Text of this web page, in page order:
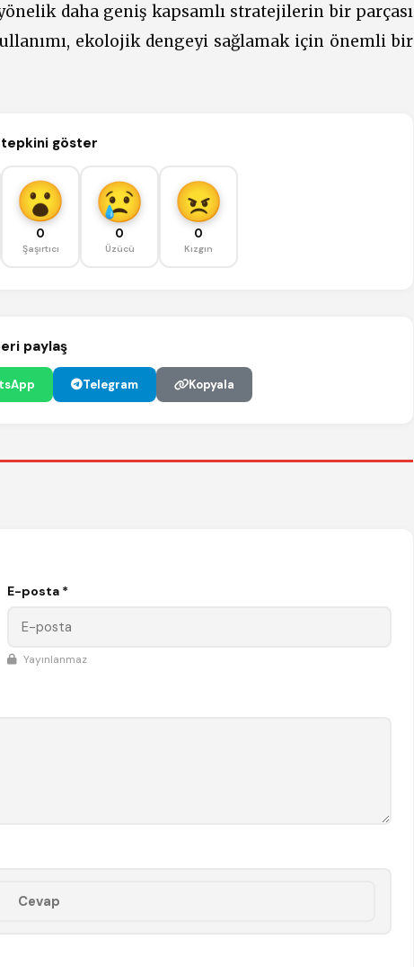
daha geniş kapsamlı stratejilerin bir parçası
ekolojik dengeyi sağlamak için önemli bir
göster
0
Şaşırtıcı
0
Üzücü
0
Kızgın
paylaş
Telegram Kopyala
E-posta *
Yayınlanmaz